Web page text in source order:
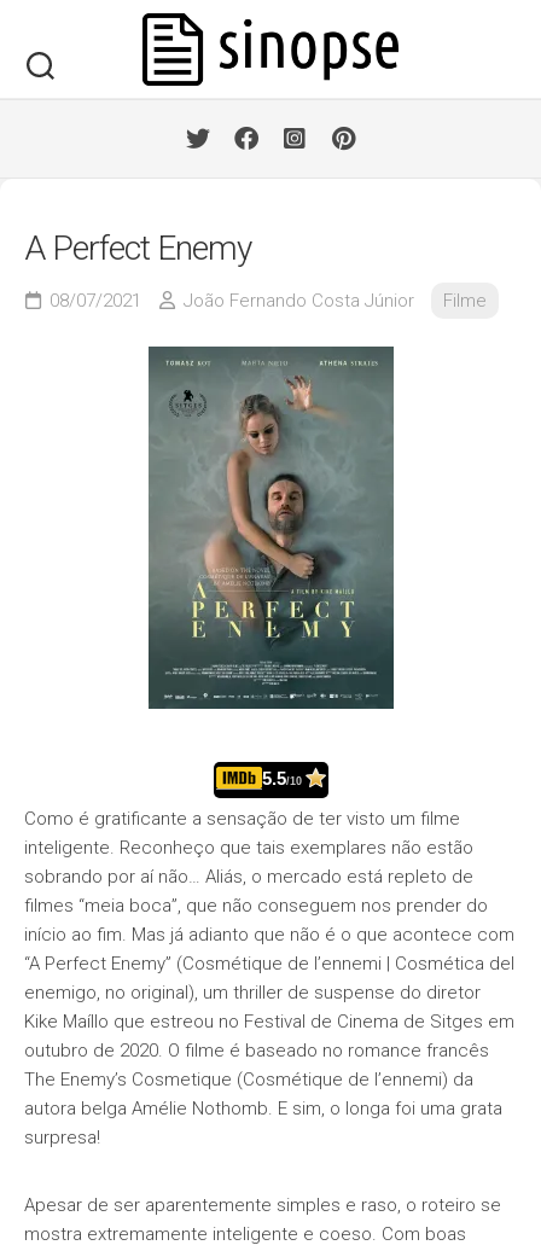
content
A Perfect Enemy
08/07/2021 João Fernando Costa Júnior Filme
5.5/10
Como é gratificante a sensação de ter visto um filme
inteligente. Reconheço que tais exemplares não estão
sobrando por aí não… Aliás, o mercado está repleto de
filmes “meia boca”, que não conseguem nos prender do
início ao fim. Mas já adianto que não é o que acontece com
“A Perfect Enemy” (Cosmétique de l’ennemi | Cosmética del
enemigo, no original), um thriller de suspense do diretor
Kike Maíllo que estreou no Festival de Cinema de Sitges em
outubro de 2020. O filme é baseado no romance francês
The Enemy’s Cosmetique (Cosmétique de l’ennemi) da
autora belga Amélie Nothomb. E sim, o longa foi uma grata
surpresa!
Apesar de ser aparentemente simples e raso, o roteiro se
mostra extremamente inteligente e coeso. Com boas